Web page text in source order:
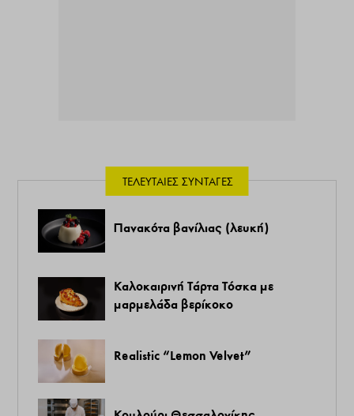
ΤΕΛΕΥΤΑΊΕΣ ΣΥΝΤΑΓΈΣ
Πανακότα βανίλιας (λευκή)
Καλοκαιρινή Τάρτα Τόσκα με
μαρμελάδα βερίκοκο
Realistic “Lemon Velvet”